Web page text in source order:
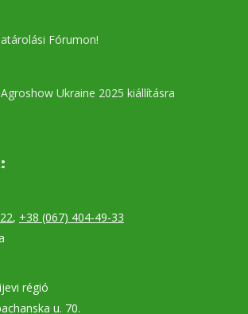
Fórumon!
Ukraine 2025 kiállításra
, +38 (067) 404-49-33
régió
u. 70.